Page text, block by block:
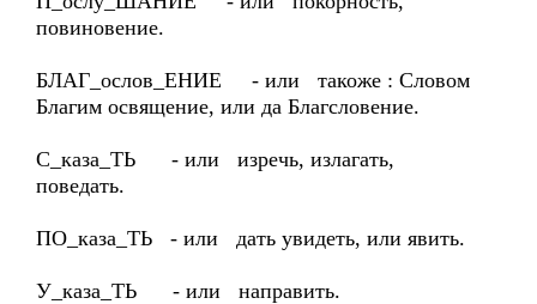
повиновение.
БЛАГ_ослов_ЕНИЕ - или такоже : Словом
Благим освящение, или да Благсловение.
С_каза_ТЬ - или изречь, излагать,
поведать.
ПО_каза_ТЬ - или дать увидеть, или явить.
У_каза_ТЬ - или направить.